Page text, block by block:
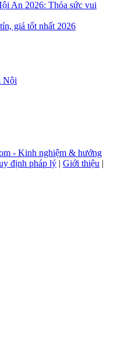
An 2026: Thỏa sức vui
giá tốt nhất 2026
Nội
- Kinh nghiệm & hướng
định pháp lý | Giới thiệu |